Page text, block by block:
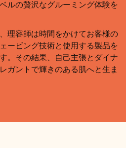
ルの贅沢なグルーミング体験を
理容師は時間をかけてお客様の
ービング技術と使用する製品を
。その結果、自己主張とダイナ
ガントで輝きのある肌へと生ま